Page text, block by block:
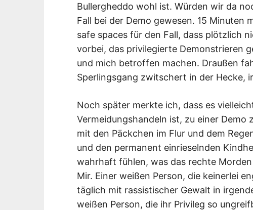
Bullergheddo wohl ist. Würden wir da
Fall bei der Demo gewesen. 15 Minuten
safe spaces für den Fall, dass plötzlich
vorbei, das privilegierte Demonstrieren
und mich betroffen machen. Draußen
Sperlingsgang zwitschert in der Hecke,
Noch später merkte ich, dass es
Vermeidungshandeln ist, zu einer Demo
mit den Päckchen im Flur und dem
und den permanent einrieselnden
wahrhaft fühlen, was das rechte
Mir. Einer weißen Person, die keinerlei
täglich mit rassistischer Gewalt in
weißen Person, die ihr Privileg so